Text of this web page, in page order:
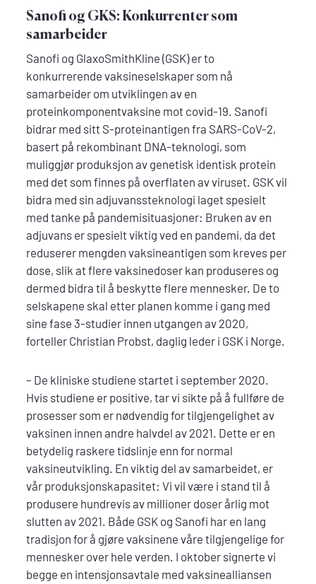
Sanofi og GKS: Konkurrenter som
samarbeider
Sanofi og GlaxoSmithKline (GSK) er to
konkurrerende vaksineselskaper som nå
samarbeider om utviklingen av en
proteinkomponentvaksine mot covid-19. Sanofi
bidrar med sitt S-proteinantigen fra SARS-CoV-2,
basert på rekombinant DNA-teknologi, som
muliggjør produksjon av genetisk identisk protein
med det som finnes på overflaten av viruset. GSK vil
bidra med sin adjuvanssteknologi laget spesielt
med tanke på pandemisituasjoner: Bruken av en
adjuvans er spesielt viktig ved en pandemi, da det
reduserer mengden vaksineantigen som kreves per
dose, slik at flere vaksinedoser kan produseres og
dermed bidra til å beskytte flere mennesker. De to
selskapene skal etter planen komme i gang med
sine fase 3-studier innen utgangen av 2020,
forteller Christian Probst, daglig leder i GSK i Norge.
– De kliniske studiene startet i september 2020.
Hvis studiene er positive, tar vi sikte på å fullføre de
prosesser som er nødvendig for tilgjengelighet av
vaksinen innen andre halvdel av 2021. Dette er en
betydelig raskere tidslinje enn for normal
vaksineutvikling. En viktig del av samarbeidet, er
vår produksjonskapasitet: Vi vil være i stand til å
produsere hundrevis av millioner doser årlig mot
slutten av 2021. Både GSK og Sanofi har en lang
tradisjon for å gjøre vaksinene våre tilgjengelige for
mennesker over hele verden. I oktober signerte vi
begge en intensjonsavtale med vaksinealliansen